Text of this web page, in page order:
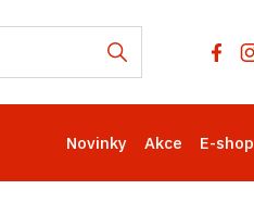
Novinky Akce E-shop